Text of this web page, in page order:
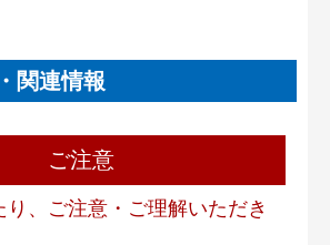
関連情報
ご注意
り、ご注意・ご理解いただき